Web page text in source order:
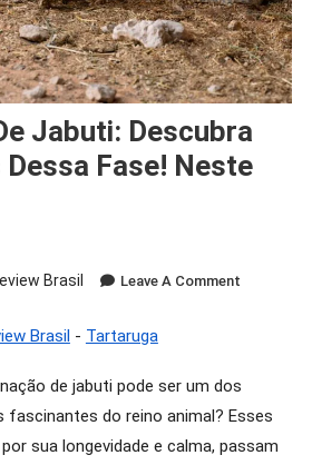
Jabuti: Descubra
Fase! Neste
Brasil Leave A CommentOn
Descubra
Brasil- Tartaruga
de jabuti pode ser um dos
do reino animal? Esses
sua longevidade e calma, passam